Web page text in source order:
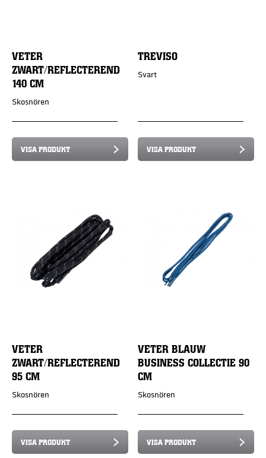
VETER
ZWART/REFLECTEREND
140 CM
Skosnören
VISA PRODUKT
TREVISO
Svart
VISA PRODUKT
VETER
ZWART/REFLECTEREND
95 CM
Skosnören
VISA PRODUKT
VETER BLAUW
BUSINESS COLLECTIE 90
CM
Skosnören
VISA PRODUKT